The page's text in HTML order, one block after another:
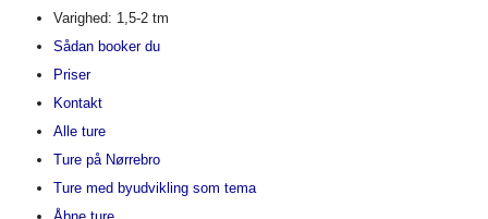
Varighed: 1,5-2 tm
Sådan booker du
Priser
Kontakt
Alle ture
Ture på Nørrebro
Ture med byudvikling som tema